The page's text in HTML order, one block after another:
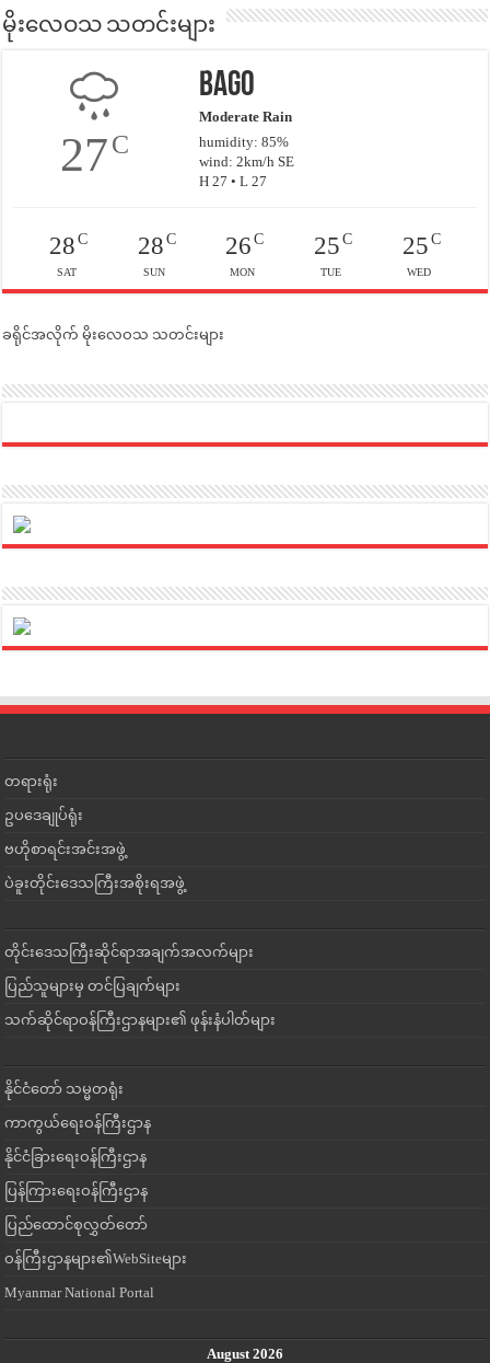
မိုးလေဝသ သတင်းများ
27C
Bago
Moderate Rain
humidity: 85%
wind: 2km/h SE
H 27 • L 27
28C
SAT
28C
SUN
26 C
MON
25C
TUE
25C
WED
ခရိုင်အလိုက် မိုးလေဝသ သတင်းများ
တရားရုံး
ဥပဒေချုပ်ရုံး
ဗဟိုစာရင်းအင်းအဖွဲ့
ပဲခူးတိုင်းဒေသကြီးအစိုးရအဖွဲ့
တိုင်းဒေသကြီးဆိုင်ရာအချက်အလက်များ
ပြည်သူများမှ တင်ပြချက်များ
သက်ဆိုင်ရာဝန်ကြီးဌာနများ၏ ဖုန်းနံပါတ်များ
နိုင်ငံတော် သမ္မတရုံး
ကာကွယ်ရေးဝန်ကြီးဌာန
နိုင်ငံခြားရေးဝန်ကြီးဌာန
ပြန်ကြားရေးဝန်ကြီးဌာန
ပြည်ထောင်စုလွှတ်တော်
ဝန်ကြီးဌာနများ၏WebSiteများ
Myanmar National Portal
August 2026